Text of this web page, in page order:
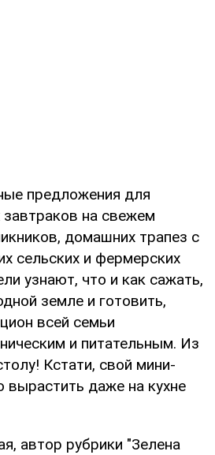
предложения для
завтраков на свежем
домашних трапез с
сельских и фермерских
узнают, что и как сажать,
земле и готовить,
всей семьи
и питательным. Из
Кстати, свой мини-
даже на кухне
автор рубрики "Зелена